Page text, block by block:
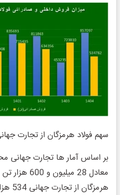
سهم فولاد هرمزگان از تجارت
معادل 28